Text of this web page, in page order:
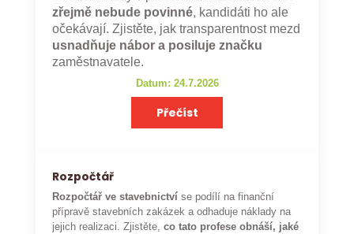
zřejmě nebude povinné, kandidáti ho ale
očekávají. Zjistěte, jak transparentnost mezd
usnadňuje nábor a posiluje značku
zaměstnavatele.
Datum: 24.7.2026
Přečíst
Rozpočtář
Rozpočtář ve stavebnictví se podílí na finanční
přípravě stavebních zakázek a odhaduje náklady na
jejich realizaci. Zjistěte,co tato profese obnáší, jaké